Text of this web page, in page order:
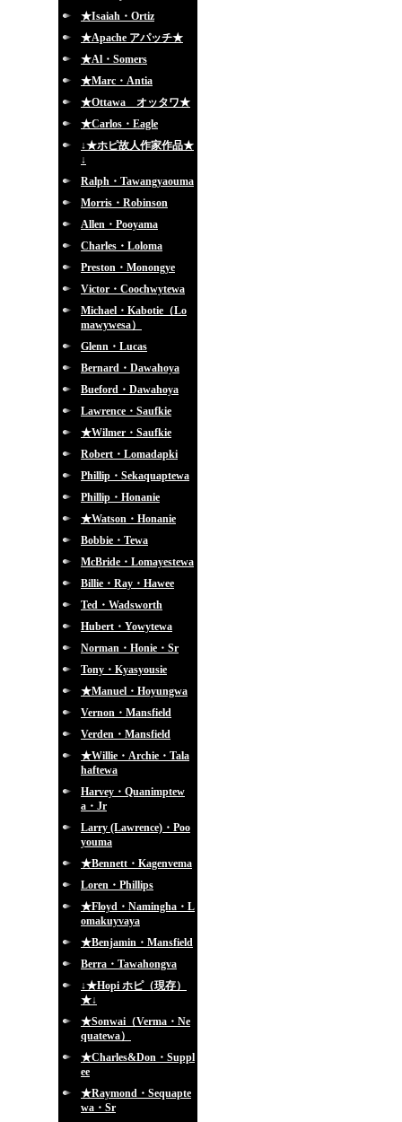
★Isaiah・Ortiz
★Apache アパッチ★
★Al・Somers
★Marc・Antia
★Ottawa オッタワ★
★Carlos・Eagle
↓★ホピ故人作家作品★
↓
Ralph・Tawangyaouma
Morris・Robinson
Allen・Pooyama
Charles・Loloma
Preston・Monongye
Victor・Coochwytewa
Michael・Kabotie（Lo
mawywesa）
Glenn・Lucas
Bernard・Dawahoya
Bueford・Dawahoya
Lawrence・Saufkie
★Wilmer・Saufkie
Robert・Lomadapki
Phillip・Sekaquaptewa
Phillip・Honanie
★Watson・Honanie
Bobbie・Tewa
McBride・Lomayestewa
Billie・Ray・Hawee
Ted・Wadsworth
Hubert・Yowytewa
Norman・Honie・Sr
Tony・Kyasyousie
★Manuel・Hoyungwa
Vernon・Mansfield
Verden・Mansfield
★Willie・Archie・Tala
haftewa
Harvey・Quanimptew
a・Jr
Larry (Lawrence)・Poo
youma
★Bennett・Kagenvema
Loren・Phillips
★Floyd・Namingha・L
omakuyvaya
★Benjamin・Mansfield
Berra・Tawahongva
↓★Hopi ホピ（現存）
★↓
★Sonwai（Verma・Ne
quatewa）
★Charles&Don・Suppl
ee
★Raymond・Sequapte
wa・Sr